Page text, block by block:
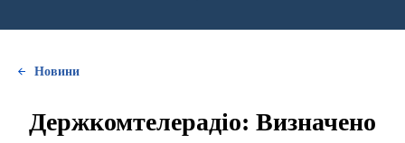
Новини
Держкомтелерадіо: Визначено